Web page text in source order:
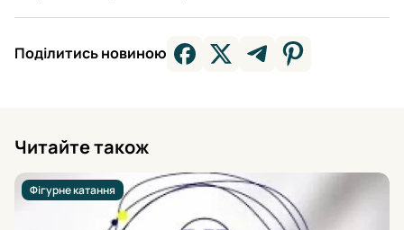
Поділитись новиною
Читайте також
Фігурне катання